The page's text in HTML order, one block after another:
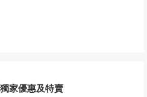
家優惠及特賣